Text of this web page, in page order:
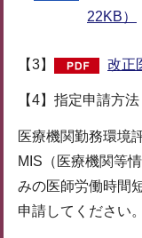
22KB）
【3】 改正
【4】指定申請方法
医療機関勤務環境
MIS（医療機関等
みの医師労働時間
申請してください。